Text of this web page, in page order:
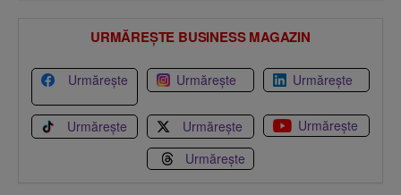
URMĂREȘTE BUSINESS MAGAZIN
Urmărește Urmărește Urmărește
Urmărește Urmărește
Urmărește
Urmărește